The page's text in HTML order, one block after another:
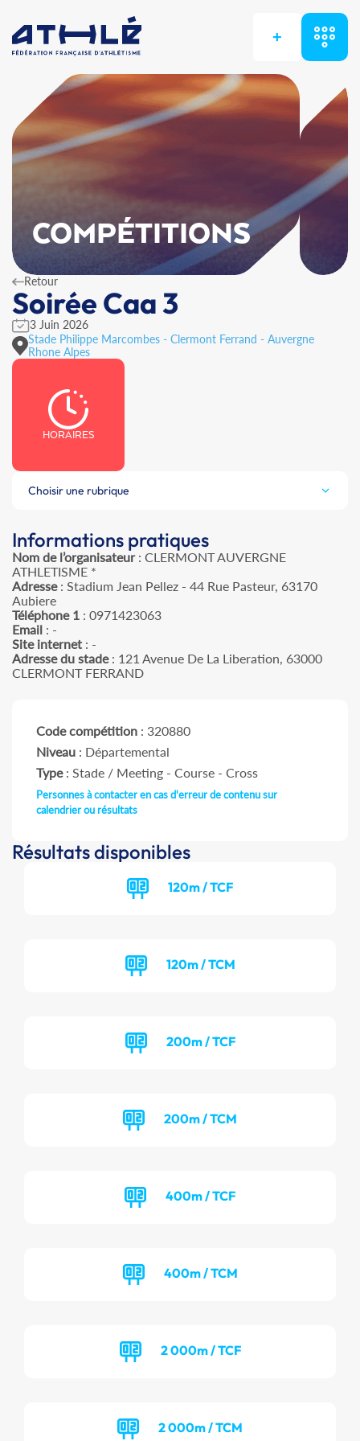
+
COMPÉTITIONS
Retour
Soirée Caa 3
3 Juin 2026
Stade Philippe Marcombes - Clermont Ferrand - Auvergne
Rhone Alpes
HORAIRES
Choisir une rubrique
Informations pratiques
Nom de l’organisateur: CLERMONT AUVERGNE
ATHLETISME *
Adresse: Stadium Jean Pellez - 44 Rue Pasteur, 63170
Aubiere
Téléphone 1 : 0971423063
Email : -
Site internet : -
Adresse du stade: 121 Avenue De La Liberation, 63000
CLERMONT FERRAND
Code compétition : 320880
Niveau : Départemental
Type: Stade / Meeting - Course - Cross
Personnes à contacter en cas d'erreur de contenu sur
calendrier ou résultats
Résultats disponibles
120m / TCF
120m / TCM
200m / TCF
200m / TCM
400m / TCF
400m / TCM
2 000m / TCF
2 000m / TCM